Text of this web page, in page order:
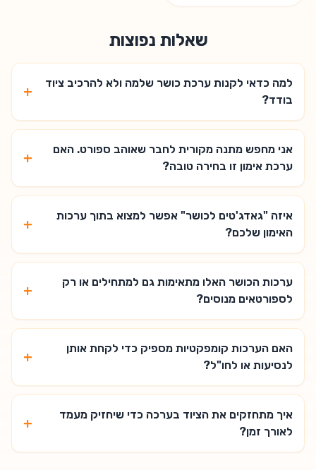
שאלות נפוצות
למה כדאי לקנות ערכת כושר שלמה ולא להרכיב ציוד
בודד?
+
אני מחפש מתנה מקורית לחבר שאוהב ספורט. האם
ערכת אימון זו בחירה טובה?
+
איזה "גאדג'טים לכושר" אפשר למצוא בתוך ערכות
האימון שלכם?
+
ערכות הכושר האלו מתאימות גם למתחילים או רק
לספורטאים מנוסים?
+
האם הערכות קומפקטיות מספיק כדי לקחת אותן
לנסיעות או לחו"ל?
+
איך מתחזקים את הציוד בערכה כדי שיחזיק מעמד
לאורך זמן?
+